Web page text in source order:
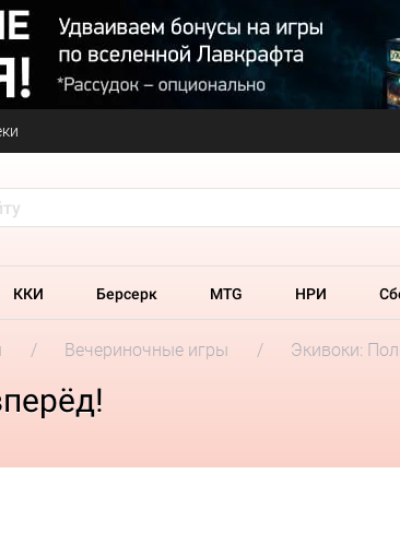
ККИ Берсерк MTG НРИ
Вечериночные игры Экивоки: